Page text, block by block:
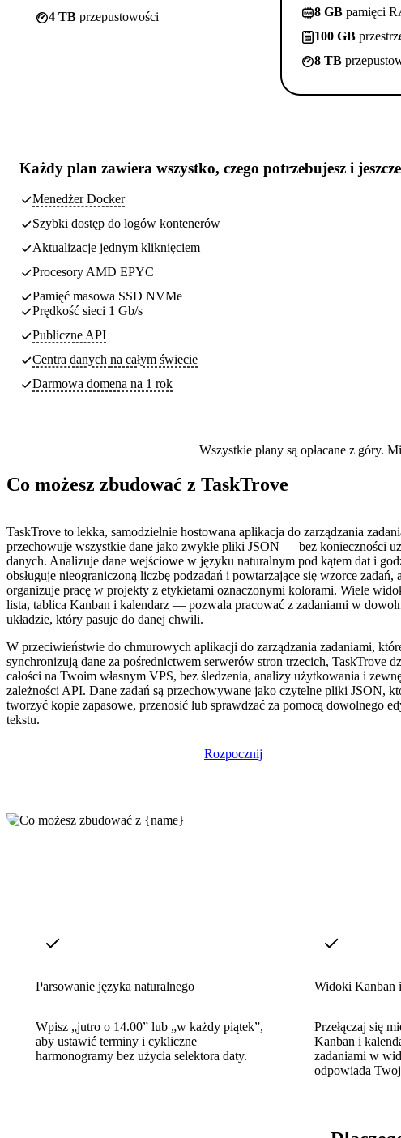
4 TB przepustowości
8 GB pamięci
100 GB
8 TB
Każdy plan zawiera wszystko, czego potrzebujesz i
Menedżer Docker
Szybki dostęp do logów kontenerów
Aktualizacje jednym kliknięciem
Procesory AMD EPYC
Pamięć masowa SSD NVMe
Prędkość sieci 1 Gb/s
Publiczne API
Centra danych na całym świecie
Darmowa domena na 1 rok
Wszystkie plany są opłacane z góry.
Co możesz zbudować z TaskTrove
TaskTrove to lekka, samodzielnie hostowana aplikacja do zarządzania
przechowuje wszystkie dane jako zwykłe pliki JSON — bez konieczności
danych. Analizuje dane wejściowe w języku naturalnym pod kątem dat i
obsługuje nieograniczoną liczbę podzadań i powtarzające się wzorce zadań,
organizuje pracę w projekty z etykietami oznaczonymi kolorami. Wiele
lista, tablica Kanban i kalendarz — pozwala pracować z zadaniami w
układzie, który pasuje do danej chwili.
W przeciwieństwie do chmurowych aplikacji do zarządzania zadaniami,
synchronizują dane za pośrednictwem serwerów stron trzecich, TaskTrove
całości na Twoim własnym VPS, bez śledzenia, analizy użytkowania i
zależności API. Dane zadań są przechowywane jako czytelne pliki JSON,
tworzyć kopie zapasowe, przenosić lub sprawdzać za pomocą dowolnego
tekstu.
Rozpocznij
Parsowanie języka naturalnego
Wpisz „jutro o 14.00” lub „w każdy piątek”,
aby ustawić terminy i cykliczne
harmonogramy bez użycia selektora daty.
Widoki Kanban
Przełączaj się
Kanban i
zadaniami w
odpowiada